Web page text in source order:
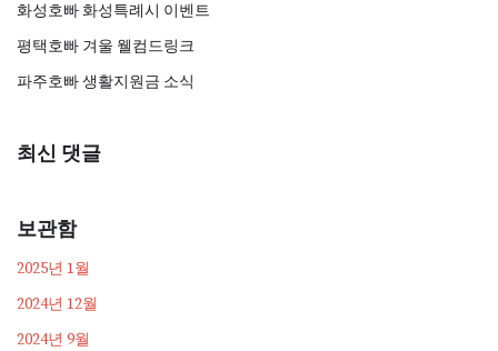
화성호빠 화성특례시 이벤트
평택호빠 겨울 웰컴드링크
파주호빠 생활지원금 소식
최신 댓글
보관함
2025년 1월
2024년 12월
2024년 9월